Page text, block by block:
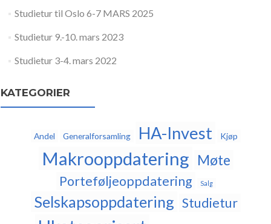
Studietur til Oslo 6-7 MARS 2025
Studietur 9.-10. mars 2023
Studietur 3-4. mars 2022
KATEGORIER
Andel Generalforsamling HA-Invest Kjøp
Makrooppdatering Møte
Porteføljeoppdatering Salg
Selskapsoppdatering Studietur